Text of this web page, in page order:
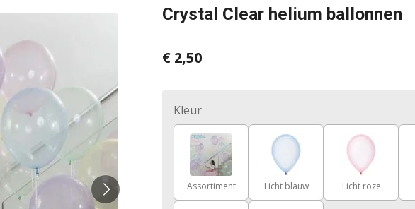
Crystal Clear helium ballonnen
€ 2,50
Kleur
Assortiment Licht blauw Licht roze